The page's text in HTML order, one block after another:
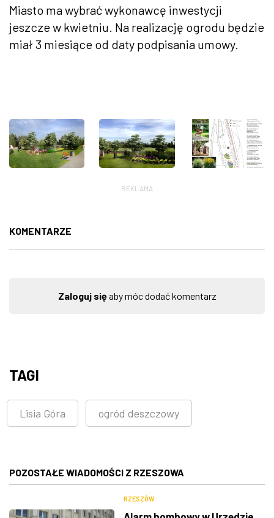
Miasto ma wybrać wykonawcę inwestycji
jeszcze w kwietniu. Na realizację ogrodu będzie
miał 3 miesiące od daty podpisania umowy.
REKLAMA
KOMENTARZE
Zaloguj sięaby móc dodać komentarz
TAGI
Lisia Góra ogród deszczowy
POZOSTAŁE WIADOMOŚCI Z RZESZOWA
RZESZÓW